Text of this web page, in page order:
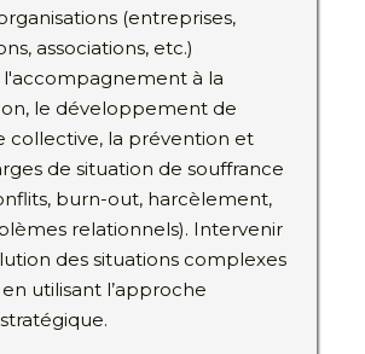
(entreprises,
associations, etc.)
à la
le développement de
collective, la prévention et
de situation de souffrance
burn-out, harcèlement,
relationnels). Intervenir
des situations complexes
utilisant l’approche